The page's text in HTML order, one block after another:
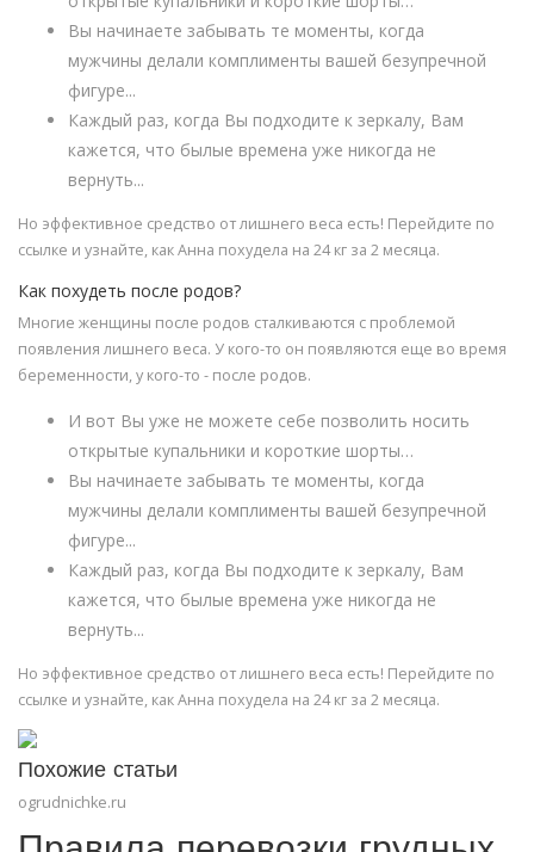
Вы начинаете забывать те моменты, когда
мужчины делали комплименты вашей безупречной
фигуре...
Каждый раз, когда Вы подходите к зеркалу, Вам
кажется, что былые времена уже никогда не
вернуть...
Но эффективное средство от лишнего веса есть! Перейдите по
ссылке и узнайте, как Анна похудела на 24 кг за 2 месяца.
Как похудеть после родов?
Многие женщины после родов сталкиваются с проблемой
появления лишнего веса. У кого-то он появляются еще во время
беременности, у кого-то - после родов.
И вот Вы уже не можете себе позволить носить
открытые купальники и короткие шорты…
Вы начинаете забывать те моменты, когда
мужчины делали комплименты вашей безупречной
фигуре...
Каждый раз, когда Вы подходите к зеркалу, Вам
кажется, что былые времена уже никогда не
вернуть...
Но эффективное средство от лишнего веса есть! Перейдите по
ссылке и узнайте, как Анна похудела на 24 кг за 2 месяца.
Похожие статьи
ogrudnichke.ru